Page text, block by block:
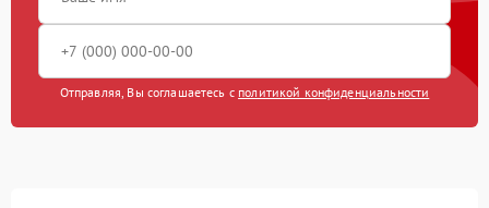
Отправляя, Вы соглашаетесь с политикой конфиденциальности